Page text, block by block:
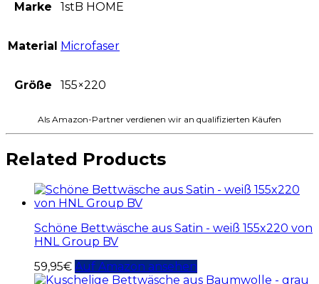
Marke 1stB HOME
Material Microfaser
Größe 155×220
Als Amazon-Partner verdienen wir an qualifizierten Käufen
Related Products
Schöne Bettwäsche aus Satin - weiß 155x220 von
HNL Group BV
59,95€ Auf Amazon ansehen